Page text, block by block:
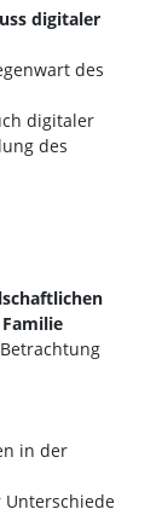
digitaler
des
digitaler
des
in der
Unterschiede